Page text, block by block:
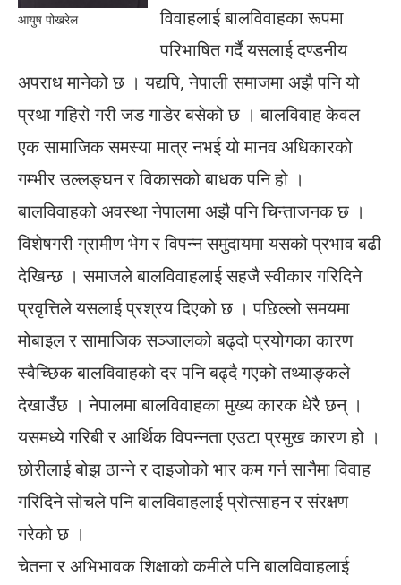
आयुष पोखरेल
विवाहलाई बालविवाहका रूपमा
परिभाषित गर्दै यसलाई दण्डनीय
अपराध मानेको छ । यद्यपि, नेपाली समाजमा अझै पनि यो
प्रथा गहिरो गरी जड गाडेर बसेको छ । बालविवाह केवल
एक सामाजिक समस्या मात्र नभई यो मानव अधिकारको
गम्भीर उल्लङ्घन र विकासको बाधक पनि हो ।
बालविवाहको अवस्था नेपालमा अझै पनि चिन्ताजनक छ ।
विशेषगरी ग्रामीण भेग र विपन्न समुदायमा यसको प्रभाव बढी
देखिन्छ । समाजले बालविवाहलाई सहजै स्वीकार गरिदिने
प्रवृत्तिले यसलाई प्रश्रय दिएको छ । पछिल्लो समयमा
मोबाइल र सामाजिक सञ्जालको बढ्दो प्रयोगका कारण
स्वैच्छिक बालविवाहको दर पनि बढ्दै गएको तथ्याङ्कले
देखाउँछ । नेपालमा बालविवाहका मुख्य कारक धेरै छन् ।
यसमध्ये गरिबी र आर्थिक विपन्नता एउटा प्रमुख कारण हो ।
छोरीलाई बोझ ठान्ने र दाइजोको भार कम गर्न सानैमा विवाह
गरिदिने सोचले पनि बालविवाहलाई प्रोत्साहन र संरक्षण
गरेको छ ।
चेतना र अभिभावक शिक्षाको कमीले पनि बालविवाहलाई